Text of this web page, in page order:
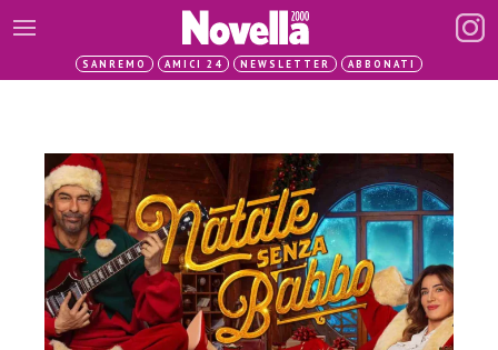
SANREMO AMICI 24 NEWSLETTER ABBONATI